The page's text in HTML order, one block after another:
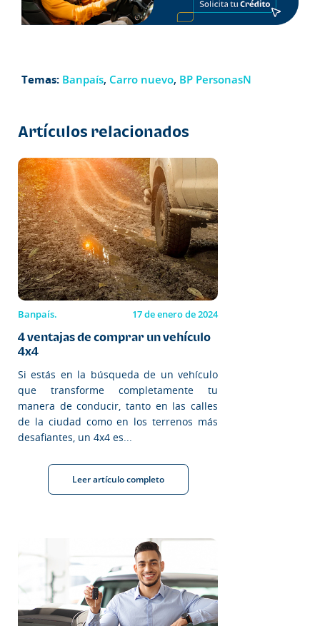
Temas: Banpaís, Carro nuevo, BP PersonasN
Artículos relacionados
Banpaís. 17 de enero de 2024
4 ventajas de comprar un vehículo
4x4
Si estás en la búsqueda de un vehículo
que transforme completamente tu
manera de conducir, tanto en las calles
de la ciudad como en los terrenos más
desafiantes, un 4x4 es...
Leer artículo completo